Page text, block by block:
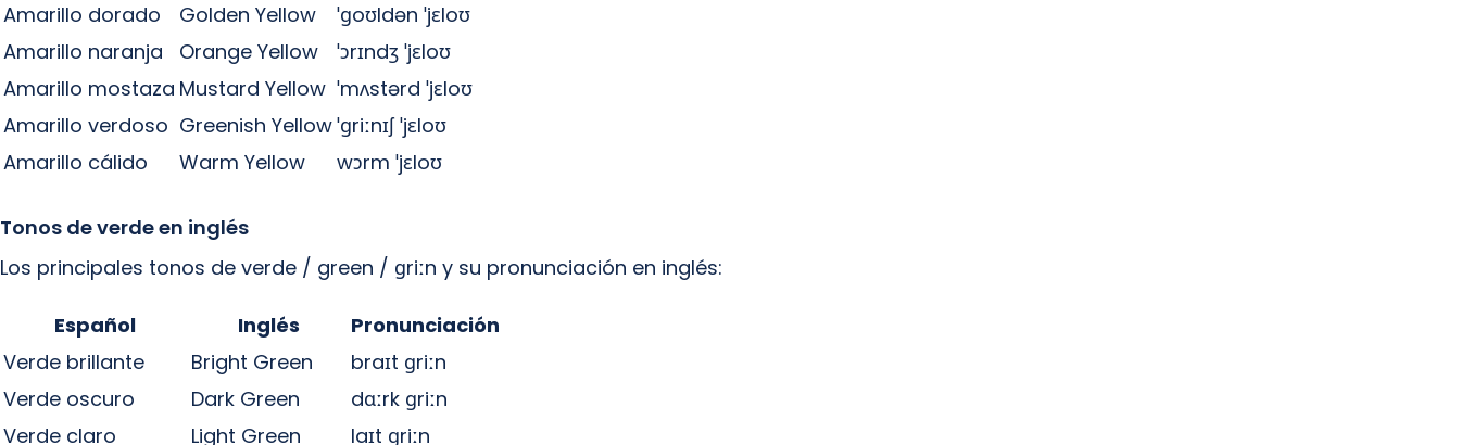
Amarillo dorado
Golden Yellow
ˈɡoʊldən ˈjɛloʊ
Amarillo naranja
Orange Yellow
ˈɔrɪndʒ ˈjɛloʊ
Amarillo mostaza Mustard Yellow ˈmʌstərd ˈjɛloʊ
Amarillo verdoso Greenish Yellowˈɡriːnɪʃ ˈjɛloʊ
Amarillo cálido
Warm Yellow wɔrm ˈjɛloʊ
Tonos de verde en inglés
Los principales tonos de verde / green / ɡriːn y su pronunciación en inglés:
Español Inglés
Pronunciación
Verde brillante
Bright Green
braɪt ɡriːn
Verde oscuro
Dark Green
dɑːrk ɡriːn
Verde claro
Light Green laɪt ɡriːn